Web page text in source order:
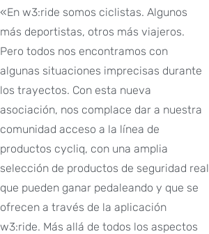
«En w3:ride somos ciclistas. Algunos
más deportistas, otros más viajeros.
Pero todos nos encontramos con
algunas situaciones imprecisas durante
los trayectos. Con esta nueva
asociación, nos complace dar a nuestra
comunidad acceso a la línea de
productos cycliq, con una amplia
selección de productos de seguridad real
que pueden ganar pedaleando y que se
ofrecen a través de la aplicación
w3:ride. Más allá de todos los aspectos